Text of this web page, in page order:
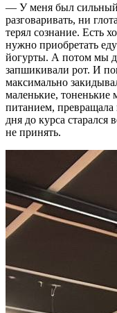
— У меня был сильный
разговаривать, ни
терял сознание. Есть
нужно приобретать
йогурты. А потом мы
запшикивали рот. И
максимально
маленькие,
питанием, превращала
дня до курса старался
не принять.